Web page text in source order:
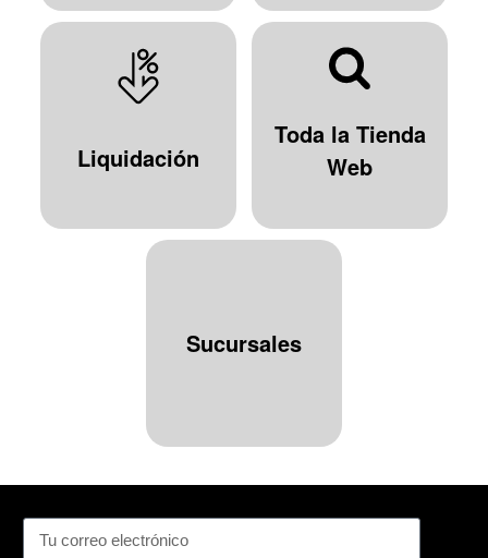
Liquidación
Toda la Tienda
Web
Sucursales